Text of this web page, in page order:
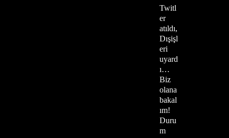
Twitl
er
atıldı,
Dışişl
eri
uyard
ı…
Biz
olana
bakal
ım!
Duru
m